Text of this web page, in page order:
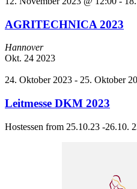
AGRITECHNICA 2023
Hannover
Okt. 24 2023
24. Oktober 2023 - 25. Oktober
Leitmesse DKM 2023
Hostessen from 25.10.23 -26.10.